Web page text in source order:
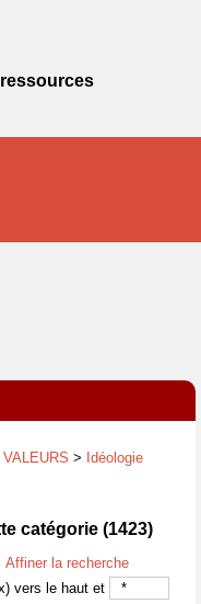
> Idéologie
catégorie (1423)
Affiner la recherche
vers le haut et
ressources